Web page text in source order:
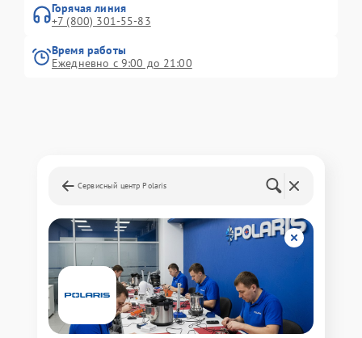
Горячая линия
+7 (800) 301-55-83
Время работы
Ежедневно с 9:00 до 21:00
Сервисный центр Polaris